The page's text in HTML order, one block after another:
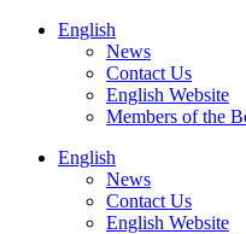
HoppaEnglish
News
Contact Us
English Website
Members of the
English
News
Contact Us
English Website